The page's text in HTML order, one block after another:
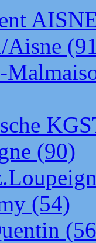
Aisne
(90)
(54)